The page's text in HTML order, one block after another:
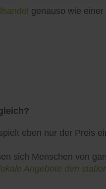
genauso wie einer
eben nur der Preis
sich Menschen von
Angebote den